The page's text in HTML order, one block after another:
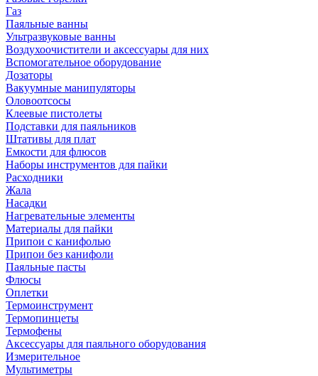
Газ
Паяльные ванны
Ультразвуковые ванны
Воздухоочистители и аксессуары для них
Вспомогательное оборудование
Дозаторы
Вакуумные манипуляторы
Оловоотсосы
Клеевые пистолеты
Подставки для паяльников
Штативы для плат
Емкости для флюсов
Наборы инструментов для пайки
Расходники
Жала
Насадки
Нагревательные элементы
Материалы для пайки
Припои с канифолью
Припои без канифоли
Паяльные пасты
Флюсы
Оплетки
Термоинструмент
Термопинцеты
Термофены
Аксессуары для паяльного оборудования
Измерительное
Мультиметры